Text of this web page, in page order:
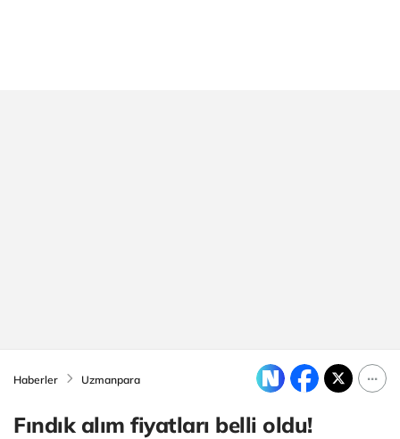
Haberler Uzmanpara
Fındık alım fiyatları belli oldu!